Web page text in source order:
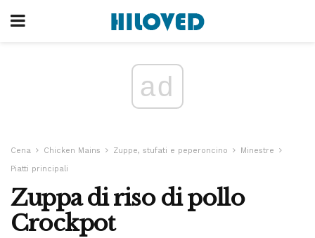
ad
Cena Chicken Mains Zuppe, stufati e peperoncino
Minestre
Piatti principali
Zuppa di riso di pollo
Crockpot